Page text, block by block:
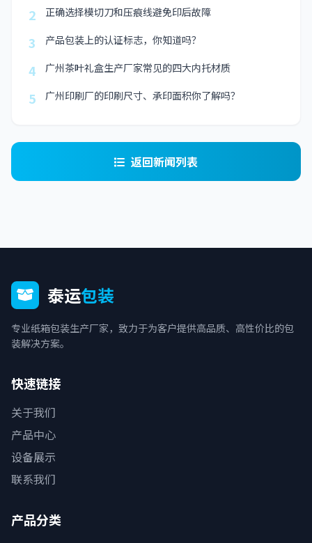
2 正确选择模切刀和压痕线避免印后故障
3 产品包装上的认证标志，你知道吗？
4 广州茶叶礼盒生产厂家常见的四大内托材质
5 广州印刷厂的印刷尺寸、承印面积你了解吗？
返回新闻列表
泰运包装
专业纸箱包装生产厂家，致力于为客户提供高品质、高性价比的包
装解决方案。
快速链接
关于我们
产品中心
设备展示
联系我们
产品分类